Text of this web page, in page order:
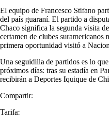
El equipo de Francesco Stifano
del país guaraní. El partido a
Chaco significa la segunda visita
certamen de clubes suramericanos
primera oportunidad visitó a
Una seguidilla de partidos es lo
próximos días: tras su estadía en
recibirán a Deportes Iquique de
Compartir:
Tarifa: